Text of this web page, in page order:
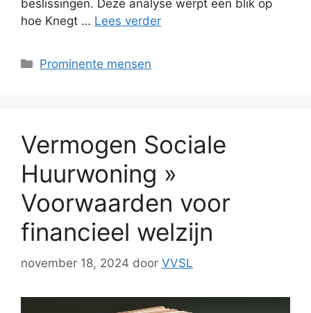
beslissingen. Deze analyse werpt een blik op
hoe Knegt … Lees verder
Categorieën
Prominente mensen
Vermogen Sociale
Huurwoning »
Voorwaarden voor
financieel welzijn
november 18, 2024 door VVSL